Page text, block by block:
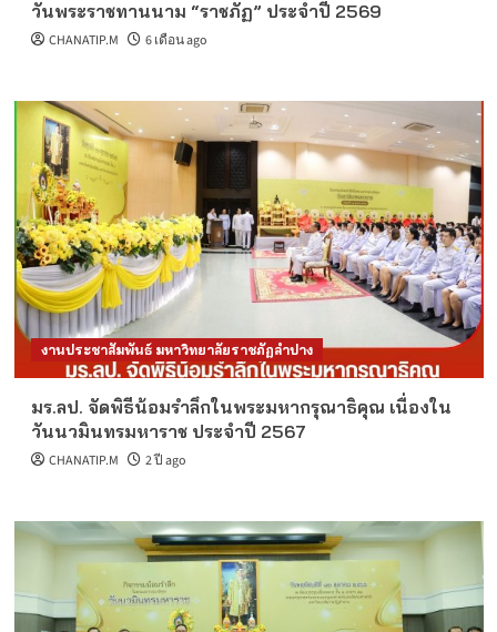
วันพระราชทานนาม “ราชภัฏ” ประจำปี 2569
CHANATIP.M 6 เดือน ago
งานประชาสัมพันธ์ มหาวิทยาลัยราชภัฏลำปาง
มร.ลป. จัดพิธีน้อมรำลึกในพระมหากรุณาธิคุณ เนื่องใน
วันนวมินทรมหาราช ประจำปี 2567
CHANATIP.M 2 ปี ago